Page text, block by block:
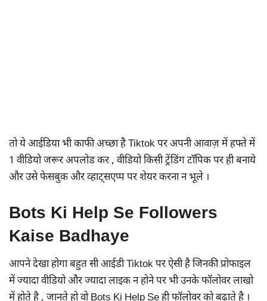
तो ये आईडिया भी काफी अच्छा है Tiktok पर अपनी आवाज़ में हफ्ते में
1 वीडियो जरूर अपलोड कर , वीडियो किसी ट्रेंडिंग टॉपिक पर ही बनाये
और उसे फेसबुक और व्हाट्सएप्प पर शेयर करना न भूले ।
Bots Ki Help Se Followers
Kaise Badhaye
आपने देखा होगा बहुत सी आईडी Tiktok पर ऐसी है जिनकी प्रोफाइल
में ज्यादा वीडियो और ज्यादा लाइक न होने पर भी उनके फॉलोवर लाखो
में होते है , जानते हो वो Bots Ki Help Se ही फॉलोवर को बढ़ाते है ।